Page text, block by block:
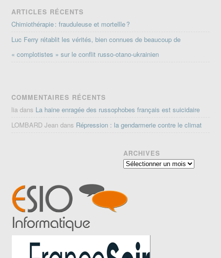
ARTICLES RÉCENTS
Chimiothérapie : frauduleuse et mortellle ?
Luc Ferry rétablit les vérités, bien connues de beaucoup de
« complotistes » sur le conflit russo-otano-ukrainien
COMMENTAIRES RÉCENTS
lia dans La haine enragée des russophobes français est suicidaire
LOMBARD Jean dans Répression : la gendarmerie contre le climat
ARCHIVES
Archives